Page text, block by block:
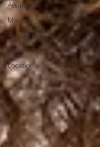
Assurance
Maison
Actualités
Déco
Location